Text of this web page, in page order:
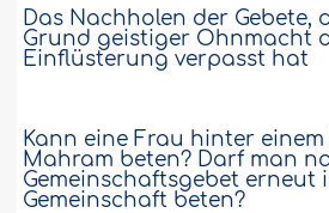
Das Nachholen der Gebete,
Grund geistiger Ohnmacht
Einflüsterung verpasst hat
Kann eine Frau hinter
Mahram beten? Darf man
Gemeinschaftsgebet erneut
Gemeinschaft beten?